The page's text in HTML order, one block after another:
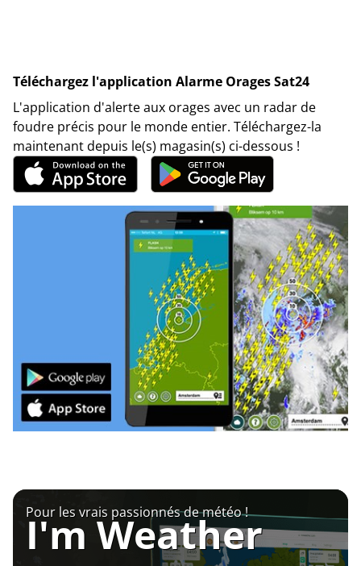
Téléchargez l'application Alarme Orages Sat24
L'application d'alerte aux orages avec un radar de
foudre précis pour le monde entier. Téléchargez-la
maintenant depuis le(s) magasin(s) ci-dessous !
Pour les vrais passionnés de météo !
I'm Weather